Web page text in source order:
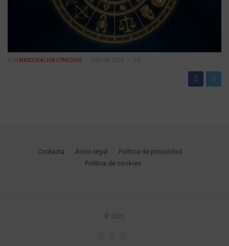
POR MASQUEALDIA UTMEDIOS 09/08/2026 0
Contacta Aviso legal
Política de privacidad
Política de cookies
© 2025